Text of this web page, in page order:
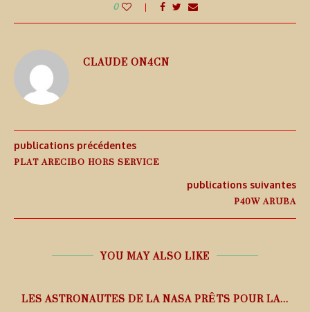
0
CLAUDE ON4CN
publications précédentes
PLAT ARECIBO HORS SERVICE
publications suivantes
P40W ARUBA
YOU MAY ALSO LIKE
LES ASTRONAUTES DE LA NASA PRÊTS POUR LA...